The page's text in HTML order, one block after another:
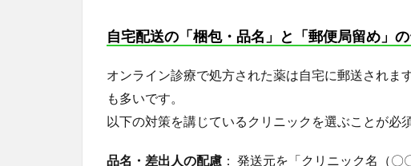
自宅配送の「梱包・品名」と「郵便局留め」
オンライン診療で処方された薬は自宅に郵送されま
も多いです。
以下の対策を講じているクリニックを選ぶことが必
品名・差出人の配慮 ： 発送元を「クリニック名（